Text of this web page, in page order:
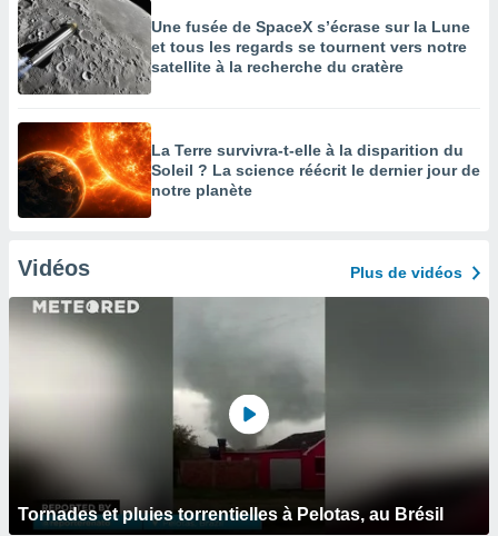
Une fusée de SpaceX s’écrase sur la Lune
et tous les regards se tournent vers notre
satellite à la recherche du cratère
La Terre survivra-t-elle à la disparition du
Soleil ? La science réécrit le dernier jour de
notre planète
Vidéos Plus de vidéos
Tornades et pluies torrentielles à Pelotas, au Brésil